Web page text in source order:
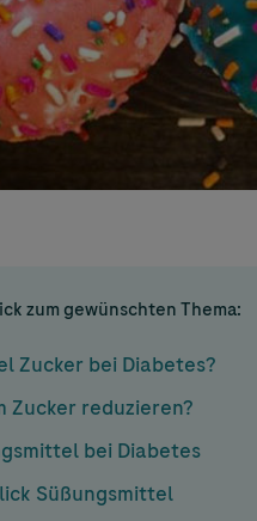
zum gewünschten Thema:
Zucker bei Diabetes?
Zucker reduzieren?
bei Diabetes
Süßungsmittel